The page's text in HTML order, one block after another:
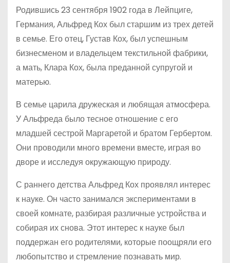
Родившись 23 сентября 1902 года в Лейпциге,
Германия, Альфред Кох был старшим из трех детей
в семье. Его отец, Густав Кох, был успешным
бизнесменом и владельцем текстильной фабрики,
а мать, Клара Кох, была преданной супругой и
матерью.
В семье царила дружеская и любящая атмосфера.
У Альфреда было тесное отношение с его
младшей сестрой Маргаретой и братом Гербертом.
Они проводили много времени вместе, играя во
дворе и исследуя окружающую природу.
С раннего детства Альфред Кох проявлял интерес
к науке. Он часто занимался экспериментами в
своей комнате, разбирая различные устройства и
собирая их снова. Этот интерес к науке был
поддержан его родителями, которые поощряли его
любопытство и стремление познавать мир.